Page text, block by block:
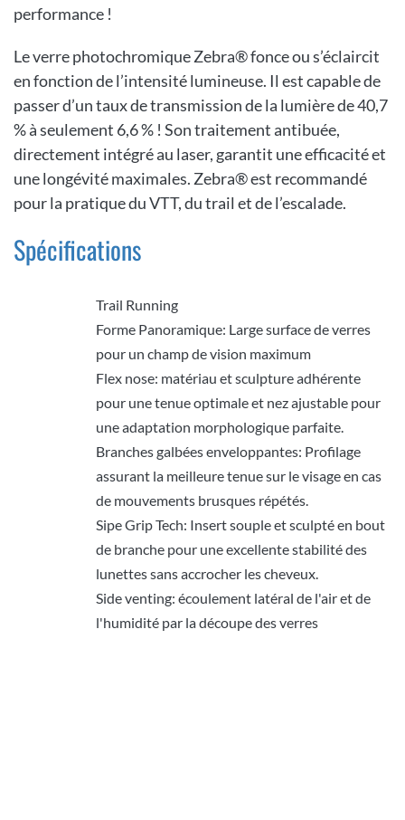
performance !
Le verre photochromique Zebra® fonce ou s’éclaircit
en fonction de l’intensité lumineuse. Il est capable de
passer d’un taux de transmission de la lumière de 40,7
% à seulement 6,6 % ! Son traitement antibuée,
directement intégré au laser, garantit une efficacité et
une longévité maximales. Zebra® est recommandé
pour la pratique du VTT, du trail et de l’escalade.
Spécifications
Trail Running
Forme Panoramique: Large surface de verres
pour un champ de vision maximum
Flex nose: matériau et sculpture adhérente
pour une tenue optimale et nez ajustable pour
une adaptation morphologique parfaite.
Branches galbées enveloppantes: Profilage
assurant la meilleure tenue sur le visage en cas
de mouvements brusques répétés.
Sipe Grip Tech: Insert souple et sculpté en bout
de branche pour une excellente stabilité des
lunettes sans accrocher les cheveux.
Side venting: écoulement latéral de l'air et de
l'humidité par la découpe des verres